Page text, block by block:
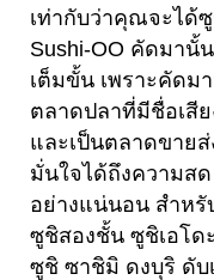
เท่ากับว่าคุณจะได้
Sushi-OO คัดมา
เต็มขั้น เพราะคัดม
ตลาดปลาที่มีชื่อเสี
และเป็นตลาดขาย
มั่นใจได้ถึงความส
อย่างแน่นอน สำหรั
ซูชิสองชั้น ซูชิเอโด
ซูชิ ซาชิมิ ดงบุริ ดับ